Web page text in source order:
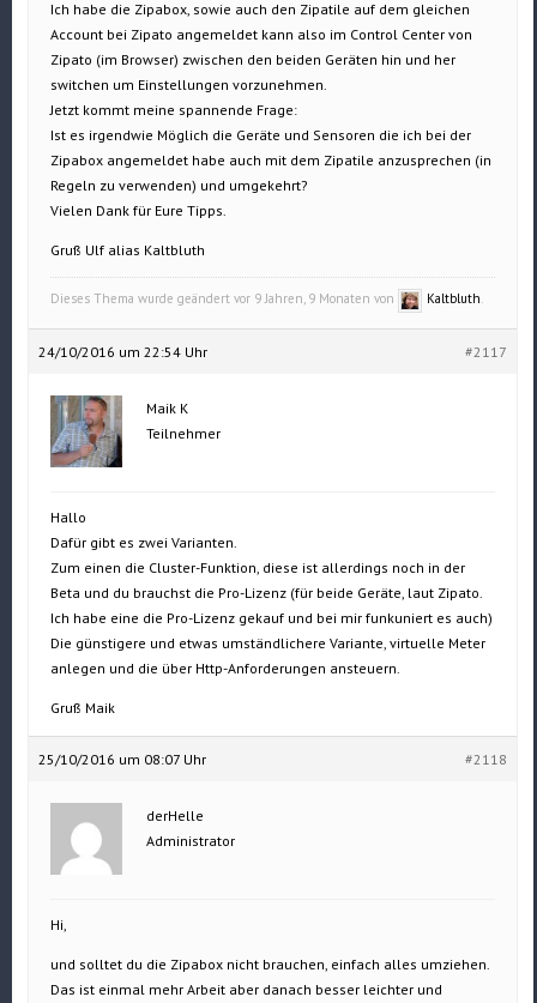
Ich habe die Zipabox, sowie auch den Zipatile auf dem gleichen
Account bei Zipato angemeldet kann also im Control Center von
Zipato (im Browser) zwischen den beiden Geräten hin und her
switchen um Einstellungen vorzunehmen.
Jetzt kommt meine spannende Frage:
Ist es irgendwie Möglich die Geräte und Sensoren die ich bei der
Zipabox angemeldet habe auch mit dem Zipatile anzusprechen (in
Regeln zu verwenden) und umgekehrt?
Vielen Dank für Eure Tipps.
Gruß Ulf alias Kaltbluth
Dieses Thema wurde geändert vor 9 Jahren, 9 Monaten von Kaltbluth.
24/10/2016 um 22:54 Uhr #2117
Maik K
Teilnehmer
Hallo
Dafür gibt es zwei Varianten.
Zum einen die Cluster-Funktion, diese ist allerdings noch in der
Beta und du brauchst die Pro-Lizenz (für beide Geräte, laut Zipato.
Ich habe eine die Pro-Lizenz gekauf und bei mir funkuniert es auch)
Die günstigere und etwas umständlichere Variante, virtuelle Meter
anlegen und die über Http-Anforderungen ansteuern.
Gruß Maik
25/10/2016 um 08:07 Uhr #2118
derHelle
Administrator
Hi,
und solltet du die Zipabox nicht brauchen, einfach alles umziehen.
Das ist einmal mehr Arbeit aber danach besser leichter und